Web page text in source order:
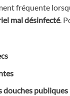
fréquente
mal désinfecté.
douches publiques